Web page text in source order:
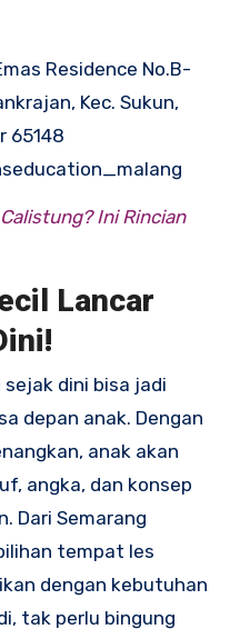
Residence No.B-
Kec. Sukun,
65148
Ini Rincian
Lancar
dini bisa jadi
depan anak. Dengan
anak akan
angka, dan konsep
Dari Semarang
tempat les
dengan kebutuhan
tak perlu bingung